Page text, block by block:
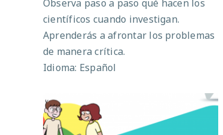
Observa paso a paso qué hacen los
científicos cuando investigan.
Aprenderás a afrontar los problemas
de manera crítica.
Idioma: Español